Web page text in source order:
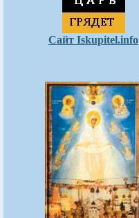
Сайт Iskupitel.info